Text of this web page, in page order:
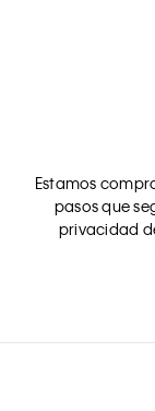
Estamos
pasos que
privacidad